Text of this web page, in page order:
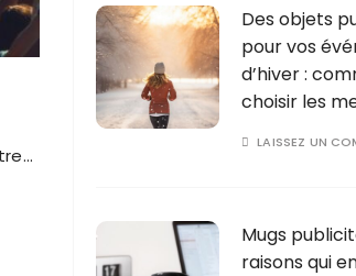
Des objets
pour vos
d’hiver :
choisir les
LAISSEZ UN
Mugs
raisons qui